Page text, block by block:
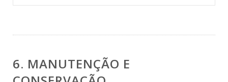
6. MANUTENÇÃO E